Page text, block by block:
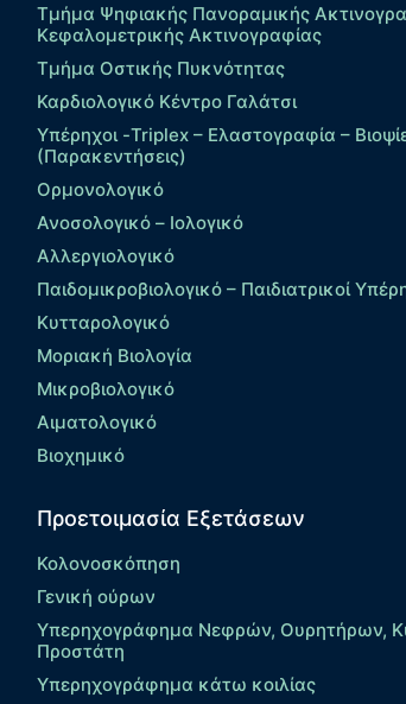
Τμήμα Ψηφιακής Πανοραμικής
Κεφαλομετρικής Ακτινογραφίας
Τμήμα Οστικής Πυκνότητας
Καρδιολογικό Κέντρο Γαλάτσι
Υπέρηχοι -Triplex – Eλαστογραφία –
(Παρακεντήσεις)
Ορμονολογικό
Ανοσολογικό – Ιολογικό
Αλλεργιολογικό
Παιδομικροβιολογικό – Παιδιατρικοί
Κυτταρολογικό
Μοριακή Βιολογία
Μικροβιολογικό
Αιματολογικό
Βιοχημικό
Προετοιμασία Εξετάσεων
Κολονοσκόπηση
Γενική ούρων
Υπερηχογράφημα Νεφρών, Ουρητήρων,
Προστάτη
Υπερηχογράφημα κάτω κοιλίας